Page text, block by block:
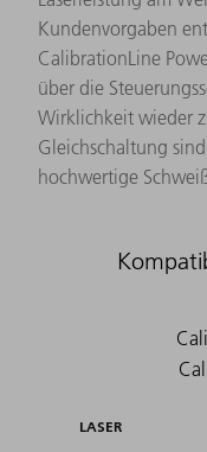
Kundenvorgaben
CalibrationLine
über die
Wirklichkeit wieder
Gleichschaltung
hochwertige
LASER